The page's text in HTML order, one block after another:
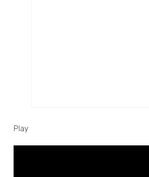
Play